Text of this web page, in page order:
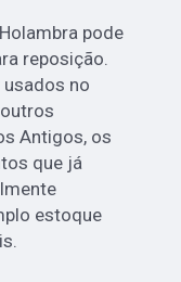
pode
reposição.
no
Antigos, os
que já
estoque